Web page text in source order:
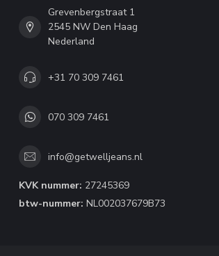
Grevenbergstraat 1
2545 NW Den Haag
Nederland
+31 70 309 7461
070 309 7461
info@getwelljeans.nl
KVK nummer: 27245369
btw-nummer: NL002037679B73